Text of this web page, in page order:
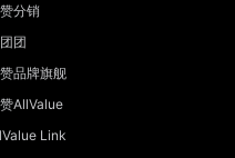
分销
团
品牌旗舰
AllValue
Link